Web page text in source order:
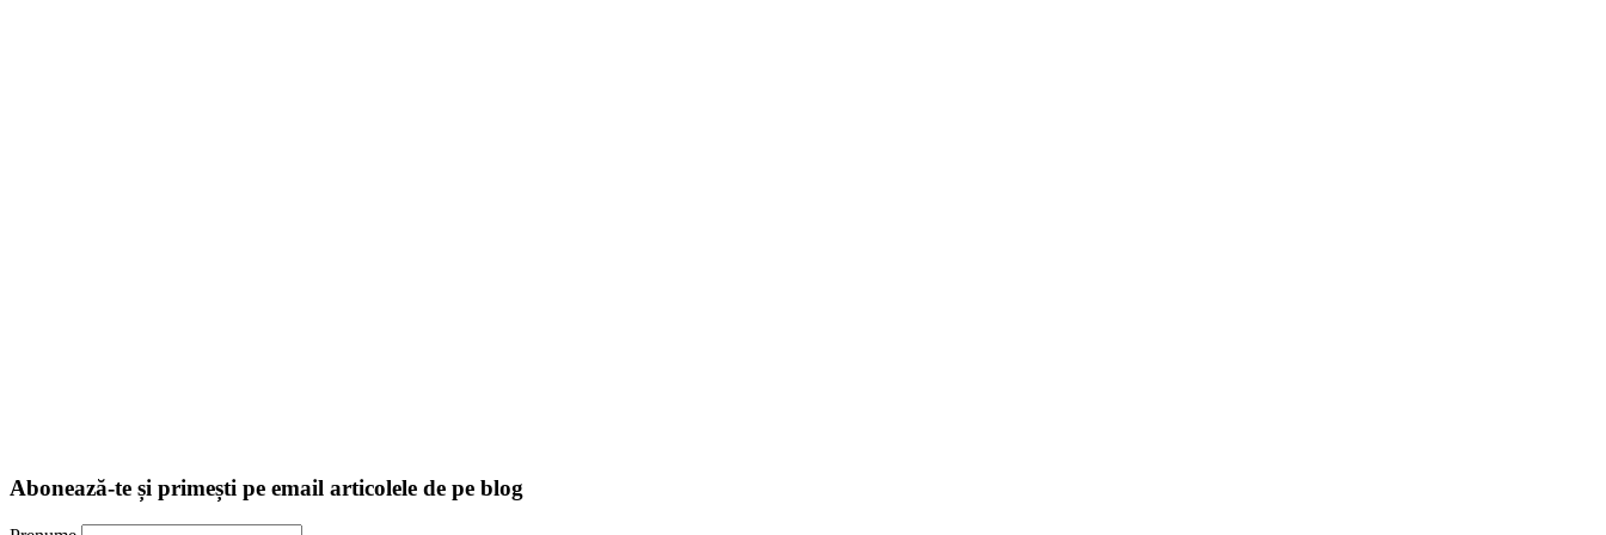
Abonează-te și primești pe email articolele de pe blog